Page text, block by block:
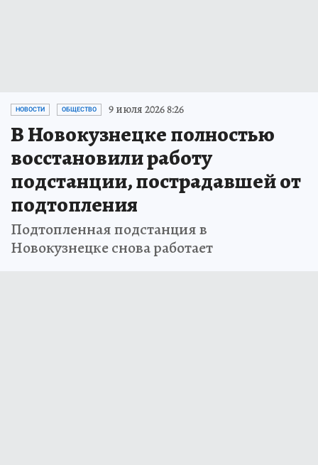
НОВОСТИ ОБЩЕСТВО 9 июля 2026 8:26
В Новокузнецке полностью
восстановили работу
подстанции, пострадавшей от
подтопления
Подтопленная подстанция в
Новокузнецке снова работает